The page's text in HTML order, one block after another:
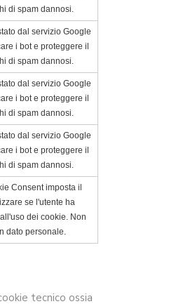
di spam dannosi.
dal servizio Google
i bot e proteggere il
di spam dannosi.
dal servizio Google
i bot e proteggere il
di spam dannosi.
dal servizio Google
i bot e proteggere il
di spam dannosi.
Consent imposta il
se l'utente ha
dei cookie. Non
dato personale.
tecnico ossia